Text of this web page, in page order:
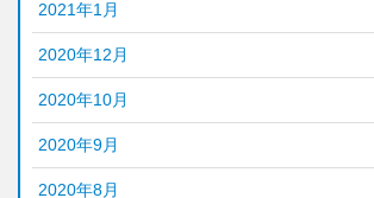
2021年1月
2020年12月
2020年10月
2020年9月
2020年8月